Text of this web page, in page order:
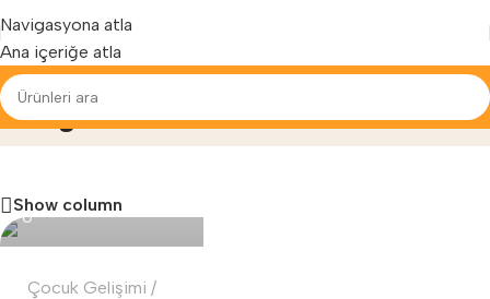
Navigasyona atla
Ana içeriğe atla
Yenilenen arayüzümüz ile hizmetinizdeyiz...
BlogAna Sayfa»Blog
Show column
0
Çocuk Gelişimi